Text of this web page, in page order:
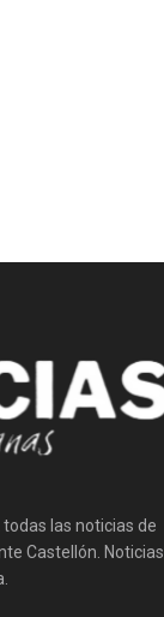
las noticias de
Castellón. Noticias